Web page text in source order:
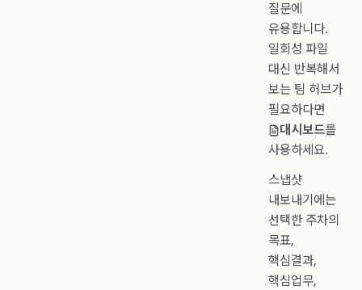
질문에
유용합니다.
일회성 파일
대신 반복해서
보는 팀 허브가
필요하다면
대시보드를
사용하세요.
스냅샷
내보내기에는
선택한 주차의
목표,
핵심결과,
핵심업무,